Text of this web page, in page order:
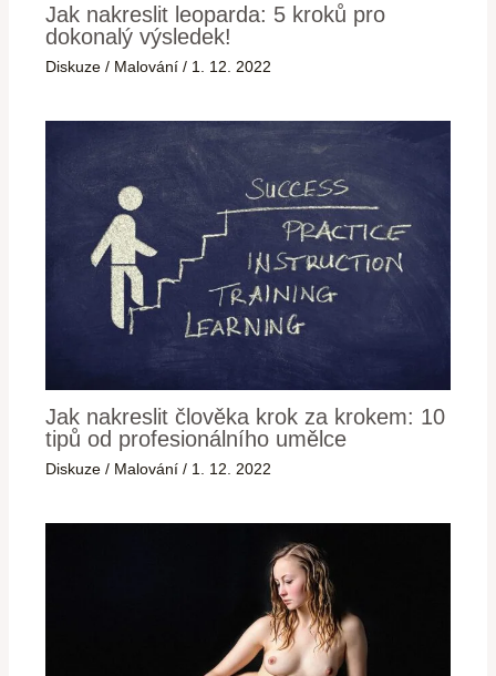
Jak nakreslit leoparda: 5 kroků pro
dokonalý výsledek!
Diskuze / Malování / 1. 12. 2022
Jak nakreslit člověka krok za krokem: 10
tipů od profesionálního umělce
Diskuze / Malování / 1. 12. 2022